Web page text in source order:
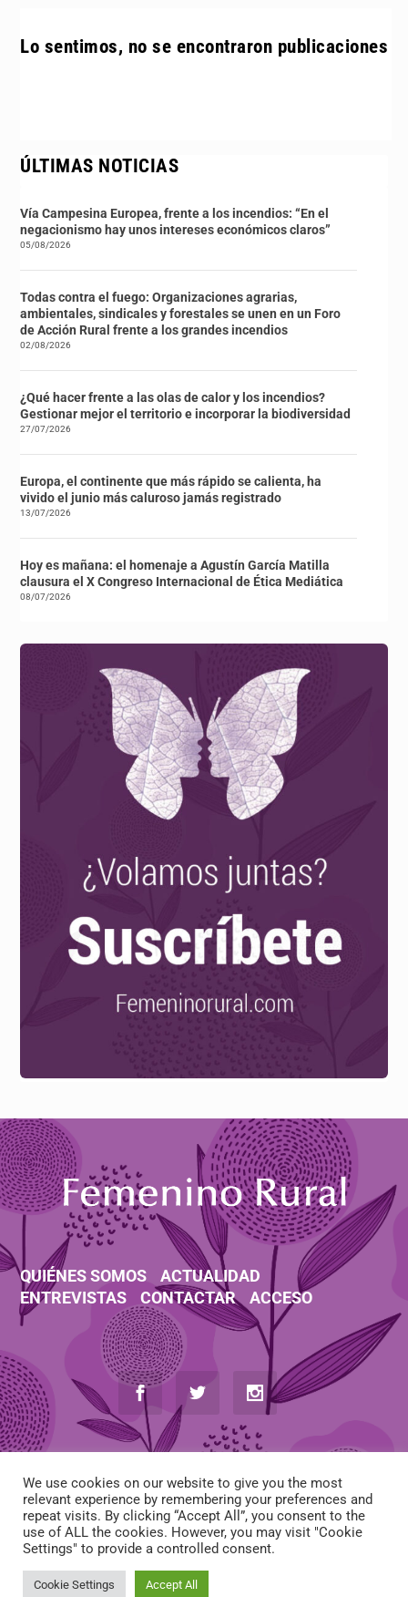
Lo sentimos, no se encontraron publicaciones
ÚLTIMAS NOTICIAS
Vía Campesina Europea, frente a los incendios: “En el
negacionismo hay unos intereses económicos claros”
05/08/2026
Todas contra el fuego: Organizaciones agrarias,
ambientales, sindicales y forestales se unen en un Foro
de Acción Rural frente a los grandes incendios
02/08/2026
¿Qué hacer frente a las olas de calor y los incendios?
Gestionar mejor el territorio e incorporar la biodiversidad
27/07/2026
Europa, el continente que más rápido se calienta, ha
vivido el junio más caluroso jamás registrado
13/07/2026
Hoy es mañana: el homenaje a Agustín García Matilla
clausura el X Congreso Internacional de Ética Mediática
08/07/2026
QUIÉNES SOMOS
ACTUALIDAD
ENTREVISTAS
CONTACTAR ACCESO
AVISO LEGAL-POLÍTICA DE COOKIES-POLÍTICA DE PRIVACIDAD
We use cookies on our website to give you the most
relevant experience by remembering your preferences and
repeat visits. By clicking “Accept All”, you consent to the
use of ALL the cookies. However, you may visit "Cookie
Settings" to provide a controlled consent.
Cookie Settings Accept All